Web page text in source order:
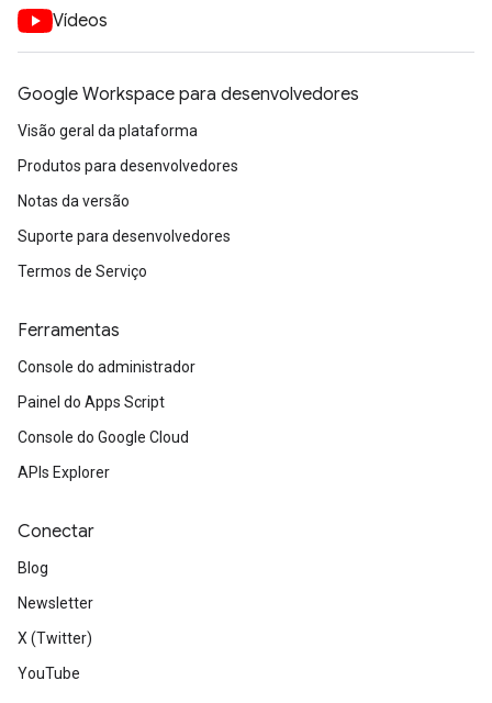
Vídeos
Google Workspace para desenvolvedores
Visão geral da plataforma
Produtos para desenvolvedores
Notas da versão
Suporte para desenvolvedores
Termos de Serviço
Ferramentas
Console do administrador
Painel do Apps Script
Console do Google Cloud
APIs Explorer
Conectar
Blog
Newsletter
X (Twitter)
YouTube